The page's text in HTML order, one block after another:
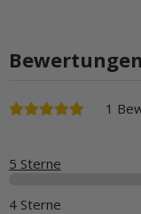
1
5 Sterne
4 Sterne